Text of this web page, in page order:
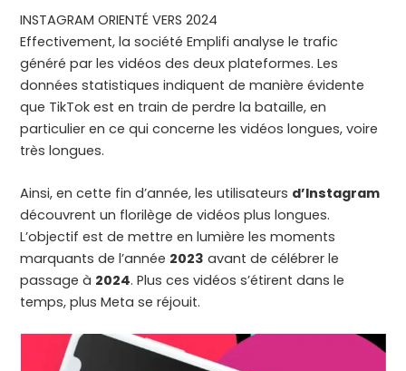
INSTAGRAM ORIENTÉ VERS 2024
Effectivement, la société Emplifi analyse le trafic
généré par les vidéos des deux plateformes. Les
données statistiques indiquent de manière évidente
que TikTok est en train de perdre la bataille, en
particulier en ce qui concerne les vidéos longues, voire
très longues.
Ainsi, en cette fin d’année, les utilisateurs d’Instagram
découvrent un florilège de vidéos plus longues.
L’objectif est de mettre en lumière les moments
marquants de l’année 2023 avant de célébrer le
passage à 2024. Plus ces vidéos s’étirent dans le
temps, plus Meta se réjouit.